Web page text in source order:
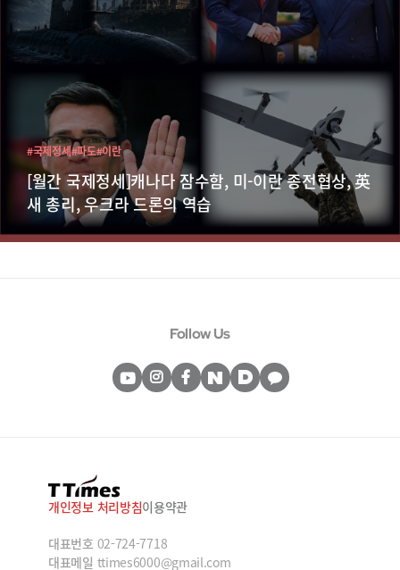
[월간 국제정세]캐나다 잠수함, 미-이란 종전협상, 英
새 총리, 우크라 드론의 역습
#국제정세#파도#이란
Follow Us
개인정보 처리방침이용약관
대표번호 02-724-7718
대표메일 ttimes6000@gmail.com